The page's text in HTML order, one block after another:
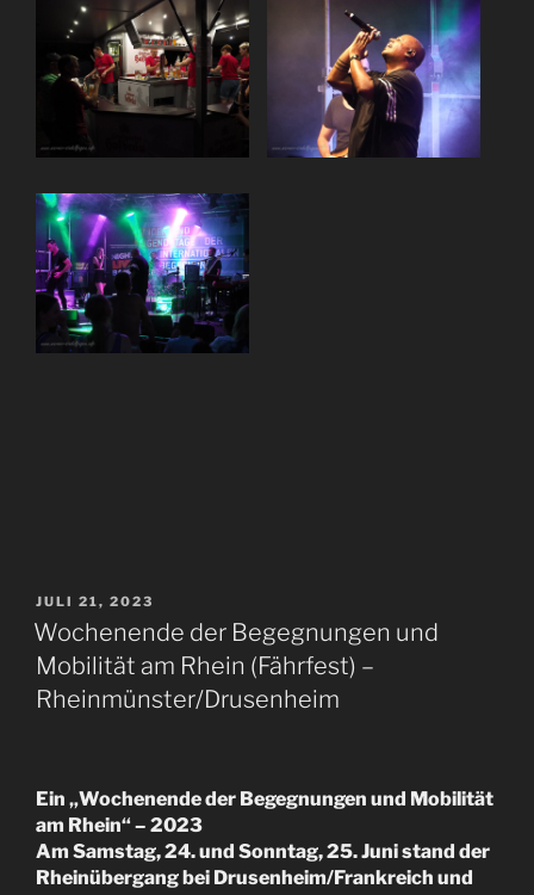
VERÖFFENTLICHT
AM
JULI 21, 2023
Wochenende der Begegnungen und
Mobilität am Rhein (Fährfest) –
Rheinmünster/Drusenheim
Ein „Wochenende der Begegnungen und Mobilität
am Rhein“ – 2023
Am Samstag, 24. und Sonntag, 25. Juni stand der
Rheinübergang bei Drusenheim/Frankreich und